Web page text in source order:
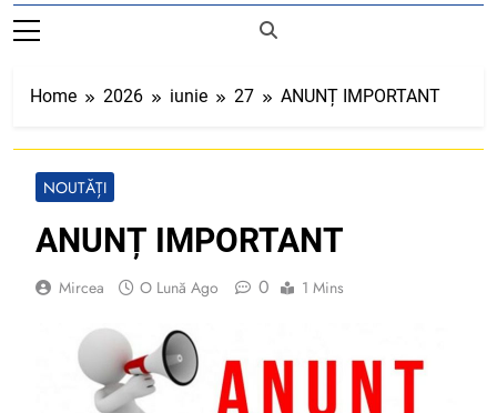
Home 2026 iunie 27 ANUNȚ IMPORTANT
NOUTĂȚI
ANUNȚ IMPORTANT
Mircea O Lună Ago 0 1 Mins